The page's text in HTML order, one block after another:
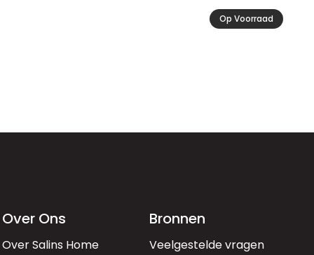
Op Voorraad
Over Ons
Over Salins Home
Bronnen
Veelgestelde vragen